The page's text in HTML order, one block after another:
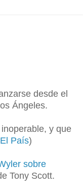
desde el
Ángeles.
y que
País)
sobre
Tony Scott.